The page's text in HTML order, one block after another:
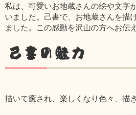
私は、可愛いお地蔵さんの絵や文字
いました。己書で、お地蔵さんを描
ました。この感動を沢山の方へお伝
己書の魅力
描いて癒され、楽しくなり色々、描